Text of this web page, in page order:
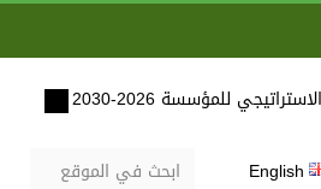
للمؤسسة 2026-2030
English